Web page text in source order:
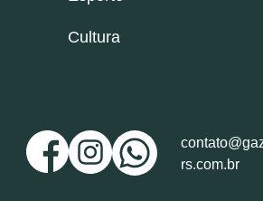
Cultura
rs.com.br